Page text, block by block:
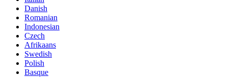
Danish
Romanian
Indonesian
Czech
Afrikaans
Swedish
Polish
Basque